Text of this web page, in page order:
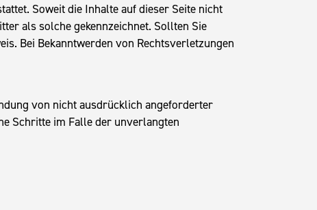
Soweit die Inhalte auf dieser Seite nicht
als solche gekennzeichnet. Sollten Sie
Bei Bekanntwerden von Rechtsverletzungen
von nicht ausdrücklich angeforderter
Schritte im Falle der unverlangten